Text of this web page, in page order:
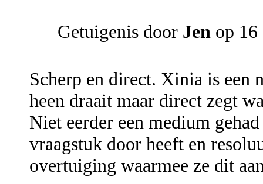
Getuigenis door Jen op 16
Scherp en direct. Xinia is een
heen draait maar direct zegt
Niet eerder een medium
vraagstuk door heeft en
overtuiging waarmee ze dit